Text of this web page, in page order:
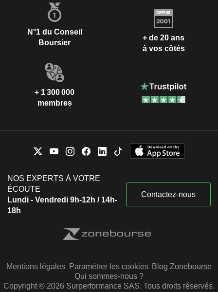
N°1 du Conseil
Boursier
+ de 20 ans
à vos côtés
+ 1 300 000
membres
NOS EXPERTS À VOTRE
ÉCOUTE
Lundi - Vendredi 9h-12h / 14h-
18h
Contactez-nous
Mentions légales Paramétrer les cookies Blog Zonebourse
Qui sommes-nous ?
Copyright © 2026 Surperformance SAS. Tous droits réservés.